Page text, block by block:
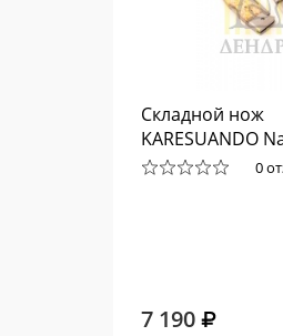
Складной нож
KARESUANDO
0
7 190